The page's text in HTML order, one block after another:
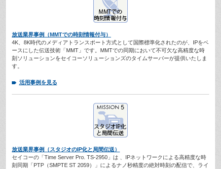
放送業界事例（MMTでの時刻情報付与）
4K、8K時代のメディアトランスポート方式として国際標準化されたのが、IPをベ
ースにした伝送技術「MMT」です。MMTでの同期において不可欠な高精度な時
刻ソリューションをセイコーソリューションズのタイムサーバーが提供いたしま
す。
活用事例を見る
放送業界事例（スタジオのIP化と局間伝送）
セイコーの「Time Server Pro. TS-2950」は 、IPネットワークによる高精度な時
刻同期「PTP（SMPTE ST 2059）」によるナノ秒精度の絶対時刻の配信で、ライ